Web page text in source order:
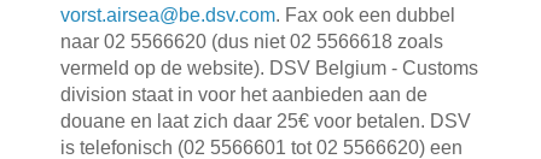
vorst.airsea@be.dsv.com. Fax ook een dubbel
naar 02 5566620 (dus niet 02 5566618 zoals
vermeld op de website). DSV Belgium - Customs
division staat in voor het aanbieden aan de
douane en laat zich daar 25€ voor betalen. DSV
is telefonisch (02 5566601 tot 02 5566620) een